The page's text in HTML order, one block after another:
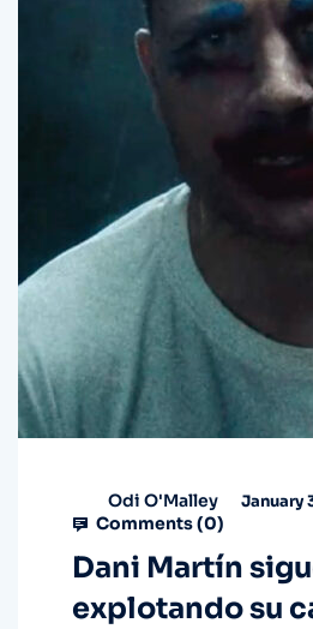
Odi O'Malley January
Comments (0)
Dani Martín
explotando su